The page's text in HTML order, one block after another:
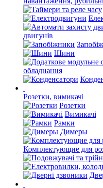
двигунів
Шини
обладнання
Розетки, вимикачі
Розетки
Вимикачі
Рамки
Димеры
Комплектующие для